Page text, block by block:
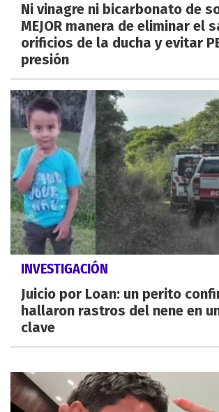
Ni vinagre ni bicarbonato de
MEJOR manera de eliminar el
orificios de la ducha y evitar
presión
INVESTIGACIÓN
Juicio por Loan: un perito
hallaron rastros del nene en
clave